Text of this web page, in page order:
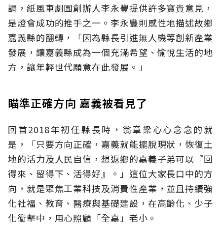
調，紙風車劇團創辦人李永豐提供許多寶貴意見，
是燈會成功的推手之一。李永豐則感性地描述故鄉
嘉義縣的翻轉，「因為縣長引進無人機等創新產業
發展，讓嘉義縣成為一個充滿希望、愉悅生活的地
方，讓年輕世代願意在此發展。」
瞄準正確方向 嘉義被看見了
回首2018年初任縣長時，翁章梁心心念念的就
是，「只要方向正確，嘉義就能擺脫現狀，恢復土
地的活力及人民自信，想返鄉的嘉義子弟可以『回
得來、留得下、活得好』。」這位大家長口中的方
向，就是聚焦工業科技及消費性產業，並且持續強
化社福、教育、醫療與基礎建設，在高齡化、少子
化衝擊中，用心照顧「全嘉」老小。